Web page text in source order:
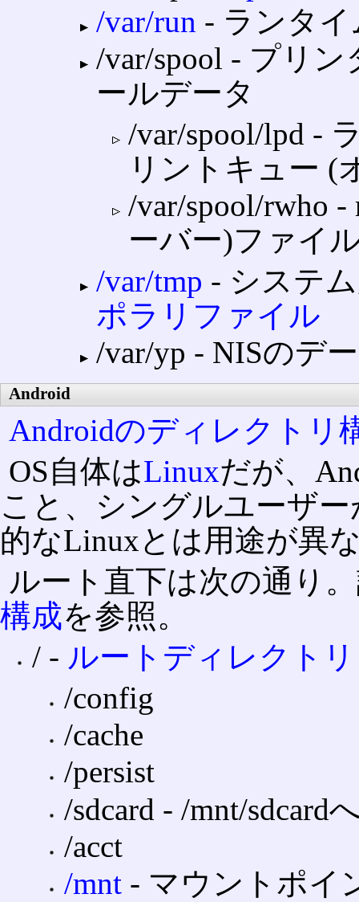
/var/run ‐ ランタ
/var/spool ‐ プリ
ールデータ
/var/spool/lpd ‐
リントキュー (
/var/spool/rwho
ーバー)ファイ
/var/tmp ‐ システ
ポラリファイル
/var/yp ‐ NISのデ
Android
Androidのディレクトリ
OS自体はLinuxだが、
こと、シングルユーザ
的なLinuxとは用途が異
ルート直下は次の通り
構成を参照。
/ ‐ ルートディレクトリ
/config
/cache
/persist
/sdcard ‐ /mnt/
/acct
/mnt ‐ マウントポイ